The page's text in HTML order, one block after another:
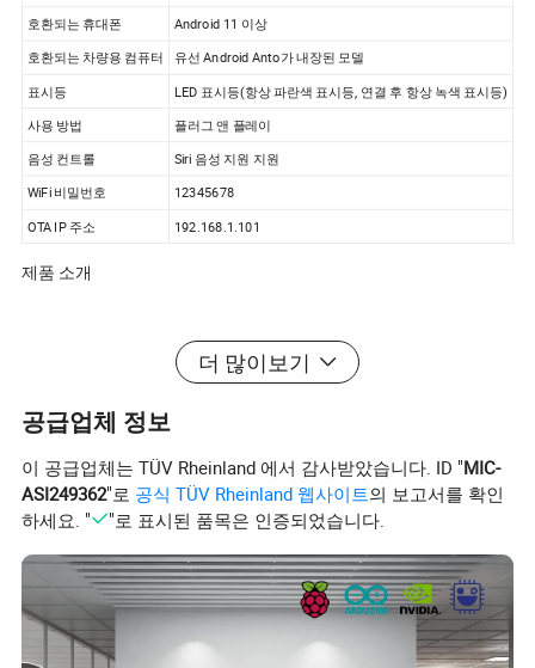
호환되는 휴대폰
Android 11 이상
호환되는 차량용 컴퓨터
유선 Android Anto가 내장된 모델
표시등
LED 표시등(항상 파란색 표시등, 연결 후 항상 녹색 표시등)
사용 방법
플러그 앤 플레이
음성 컨트롤
Siri 음성 지원 지원
WiFi 비밀번호
12345678
OTA IP 주소
192.168.1.101
제품 소개
더 많이보기
공급업체 정보
이 공급업체는 TÜV Rheinland 에서 감사받았습니다. ID "MIC-
ASI249362"로 공식 TÜV Rheinland 웹사이트의 보고서를 확인
하세요. "
"로 표시된 품목은 인증되었습니다.